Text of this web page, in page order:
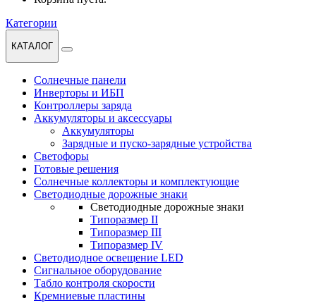
Категории
КАТАЛОГ
Солнечные панели
Инверторы и ИБП
Контроллеры заряда
Аккумуляторы и аксессуары
Аккумуляторы
Зарядные и пуско-зарядные устройства
Светофоры
Готовые решения
Солнечные коллекторы и комплектующие
Светодиодные дорожные знаки
Светодиодные дорожные знаки
Типоразмер II
Типоразмер III
Типоразмер IV
Светодиодное освещение LED
Сигнальное оборудование
Табло контроля скорости
Кремниевые пластины